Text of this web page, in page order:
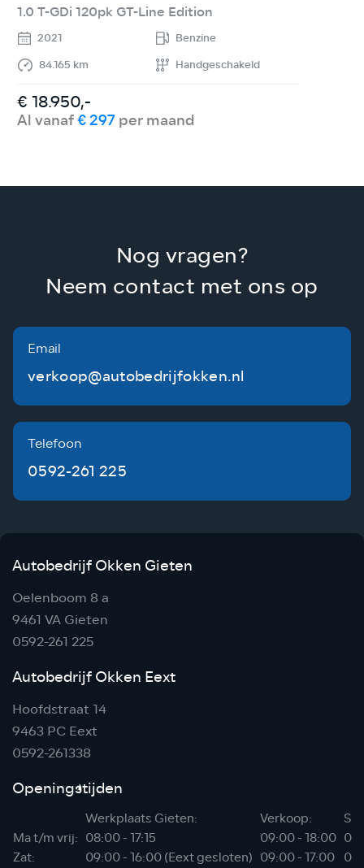
1.0 T-GDi 120pk GT-Line Edition
2021
Benzine
84.165 km
Handgeschakeld
€ 18.950,-
Al vanaf€ 297per maand
Nog vragen?
Neem contact met ons op
Email
verkoop@autobedrijfokken.nl
Telefoon
0592-261 225
Autobedrijf Okken Gieten
Oelenboom 8 a
9461 VA Gieten
0592-261 225
Autobedrijf Okken Eext
Hoofdstraat 14
9463 PC Eext
0592-261338
Openingstijden
Werkplaats Gieten: Verkoop:
Ma t/m vrij: 08:00 - 17:15 09:00 - 18:00
Zat:
09:00 - 16:00 (Eext gesloten) 09:00 - 17:00